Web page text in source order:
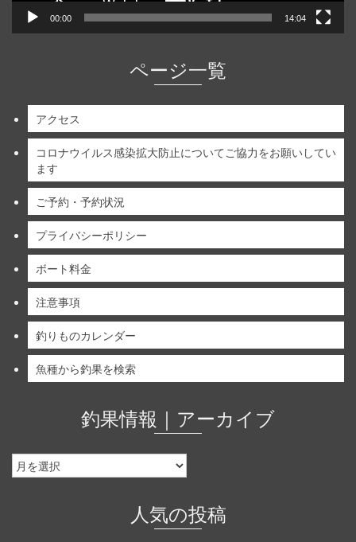
00:00 14:04
ページ一覧
アクセス
コロナウイルス感染拡大防止についてご協力をお願いしてい
ます
ご予約・予約状況
プライバシーポリシー
ボート料金
注意事項
釣りものカレンダー
魚種から釣果を検索
釣果情報｜アーカイブ
釣
果
人気の投稿